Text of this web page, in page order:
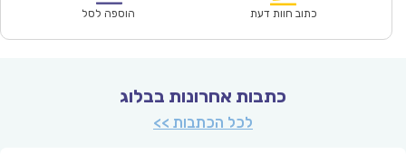
₪67.00.
כתוב חוות דעת הוספה לסל
כתבות אחרונות בבלוג
לכל הכתבות >>